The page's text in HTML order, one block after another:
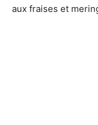
aux fraises et